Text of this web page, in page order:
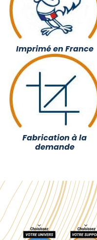
Imprimé en France
Fabrication à la
demande